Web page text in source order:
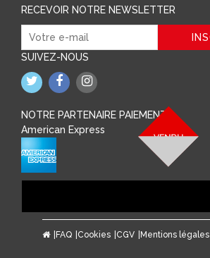
RECEVOIR NOTRE NEWSLETTER
SUIVEZ-NOUS
NOTRE PARTENAIRE PAIEMENT
American Express
FAQ Cookies CGV Mentions légales